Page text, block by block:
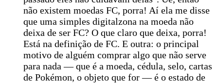
não existem moedas FC, porra! Aí ela me disse
que uma simples digitalzona na moeda não
deixa de ser FC? O que claro que deixa, porra!
Está na definição de FC. E outra: o principal
motivo de alguém comprar algo que não serve
para nada — que é a moeda, cédula, selo, cartas
de Pokémon, o objeto que for — é o estado de